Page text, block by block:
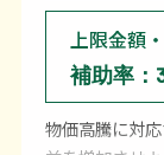
上限金額
補助率：
物価高騰に対